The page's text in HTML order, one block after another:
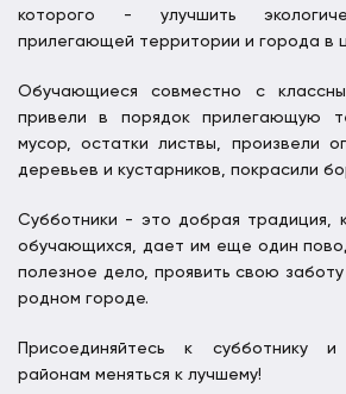
которого - улучшить
прилегающей территории и города в
Обучающиеся совместно с
привели в порядок прилегающую
мусор, остатки листвы, произвели
деревьев и кустарников, покрасили
Субботники - это добрая традиция,
обучающихся, дает им еще один
полезное дело, проявить свою
родном городе.
Присоединяйтесь к субботнику
районам меняться к лучшему!